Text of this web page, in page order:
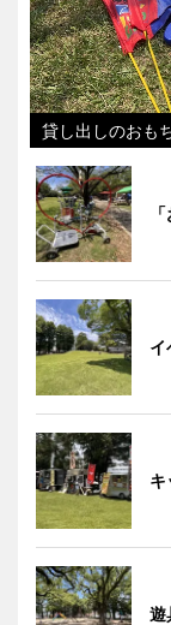
貸し出しのおも
イ
キ
遊